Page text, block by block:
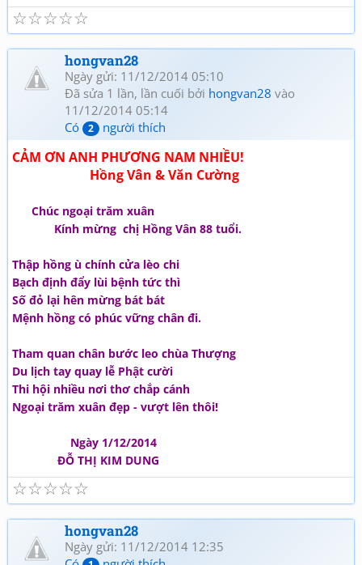
☆
☆
☆
☆
☆
hongvan28
Ngày gửi: 11/12/2014 05:10
Đã sửa 1 lần, lần cuối bởi hongvan28 vào
11/12/2014 05:14
Có
2 người thích
CẢM ƠN ANH PHƯƠNG NAM NHIỀU!
Hồng Vân & Văn Cường
Chúc ngoại trăm xuân
Kính mừng chị Hồng Vân 88 tuổi.
Thập hồng ù chính cửa lèo chi
Bạch định đẩy lùi bệnh tức thì
Số đỏ lại hên mừng bát bát
Mệnh hồng có phúc vững chân đi.
Tham quan chân bước leo chùa Thượng
Du lịch tay quay lễ Phật cười
Thi hội nhiều nơi thơ chắp cánh
Ngoại trăm xuân đẹp - vượt lên thôi!
Ngày 1/12/2014
ĐỖ THỊ KIM DUNG
☆
☆
☆
☆
☆
hongvan28
Ngày gửi: 11/12/2014 12:35